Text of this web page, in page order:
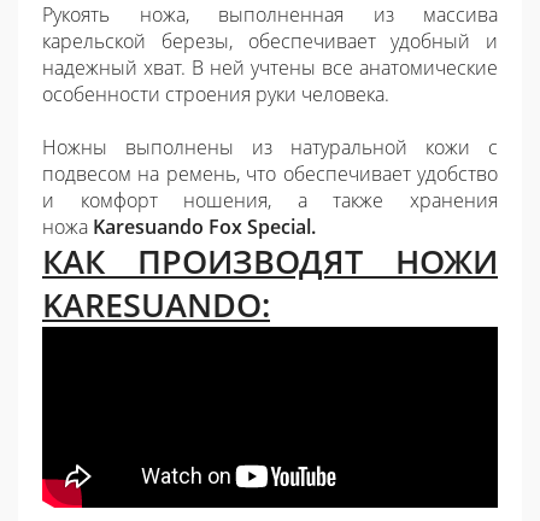
Рукоять ножа, выполненная из массива
карельской березы, обеспечивает удобный и
надежный хват. В ней учтены все анатомические
особенности строения руки человека.
Ножны выполнены из натуральной кожи с
подвесом на ремень, что обеспечивает удобство
и комфорт ношения, а также хранения
ножа Karesuando Fox Special.
КАК ПРОИЗВОДЯТ НОЖИ
KARESUANDO: